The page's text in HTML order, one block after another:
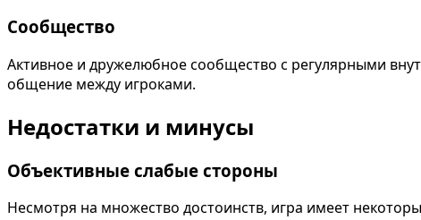
Сообщество
Активное и дружелюбное сообщество с регулярными
общение между игроками.
Недостатки и минусы
Объективные слабые стороны
Несмотря на множество достоинств, игра имеет